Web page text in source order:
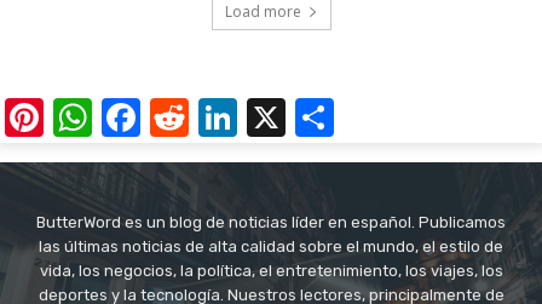
Load more
Pinterest
WhatsApp
Facebook
RedditLinkedIn
X
ButterWord es un blog de noticias líder en español. Publicamos
las últimas noticias de alta calidad sobre el mundo, el estilo de
vida, los negocios, la política, el entretenimiento, los viajes, los
deportes y la tecnología. Nuestros lectores, principalmente de